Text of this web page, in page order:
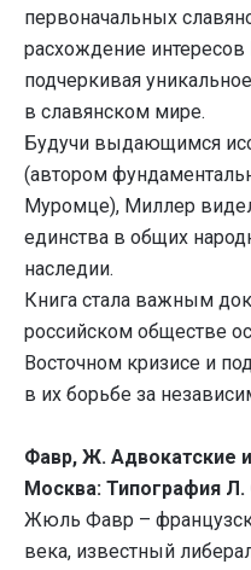
первоначальных
расхождение
подчеркивая
в славянском мире.
Будучи выдающимся
(автором
Муромце), Миллер
единства в общих
наследии.
Книга стала важным
российском обществе
Восточном кризисе и
в их борьбе за
Фавр, Ж. Адвокатские
Москва: Типография Л.
Жюль Фавр –
века, известный